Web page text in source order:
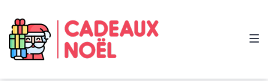
navigation
au
contenu
au
pied
de